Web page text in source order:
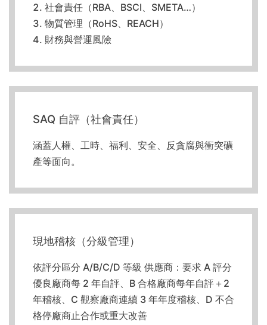
社會責任（RBA、BSCI、SMETA…）
物質管理（RoHS、REACH）
財務與營運風險
SAQ 自評（社會責任）
涵蓋人權、工時、福利、安全、反貪腐與衝突礦
產等面向。
現地稽核（分級管理）
依評分區分 A/B/C/D 等級 供應商：要求 A 評分
優良廠商每 2 年自評、B 合格廠商每年自評＋2
年稽核、C 觀察廠商連續 3 年年度稽核、D 不合
格停廠商止合作或重大改善